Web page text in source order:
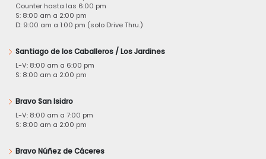
Counter hasta las 6:00 pm
S: 8:00 am a 2:00 pm
D: 9:00 am a 1:00 pm (solo Drive Thru.)
Santiago de los Caballeros / Los Jardines
L-V: 8:00 am a 6:00 pm
S: 8:00 am a 2:00 pm
Bravo San Isidro
L-V: 8:00 am a 7:00 pm
S: 8:00 am a 2:00 pm
Bravo Núñez de Cáceres